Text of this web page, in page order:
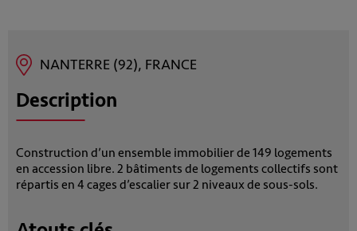
NANTERRE (92), FRANCE
Description
Construction d’un ensemble immobilier de 149 logements
en accession libre. 2 bâtiments de logements collectifs sont
répartis en 4 cages d’escalier sur 2 niveaux de sous-sols.